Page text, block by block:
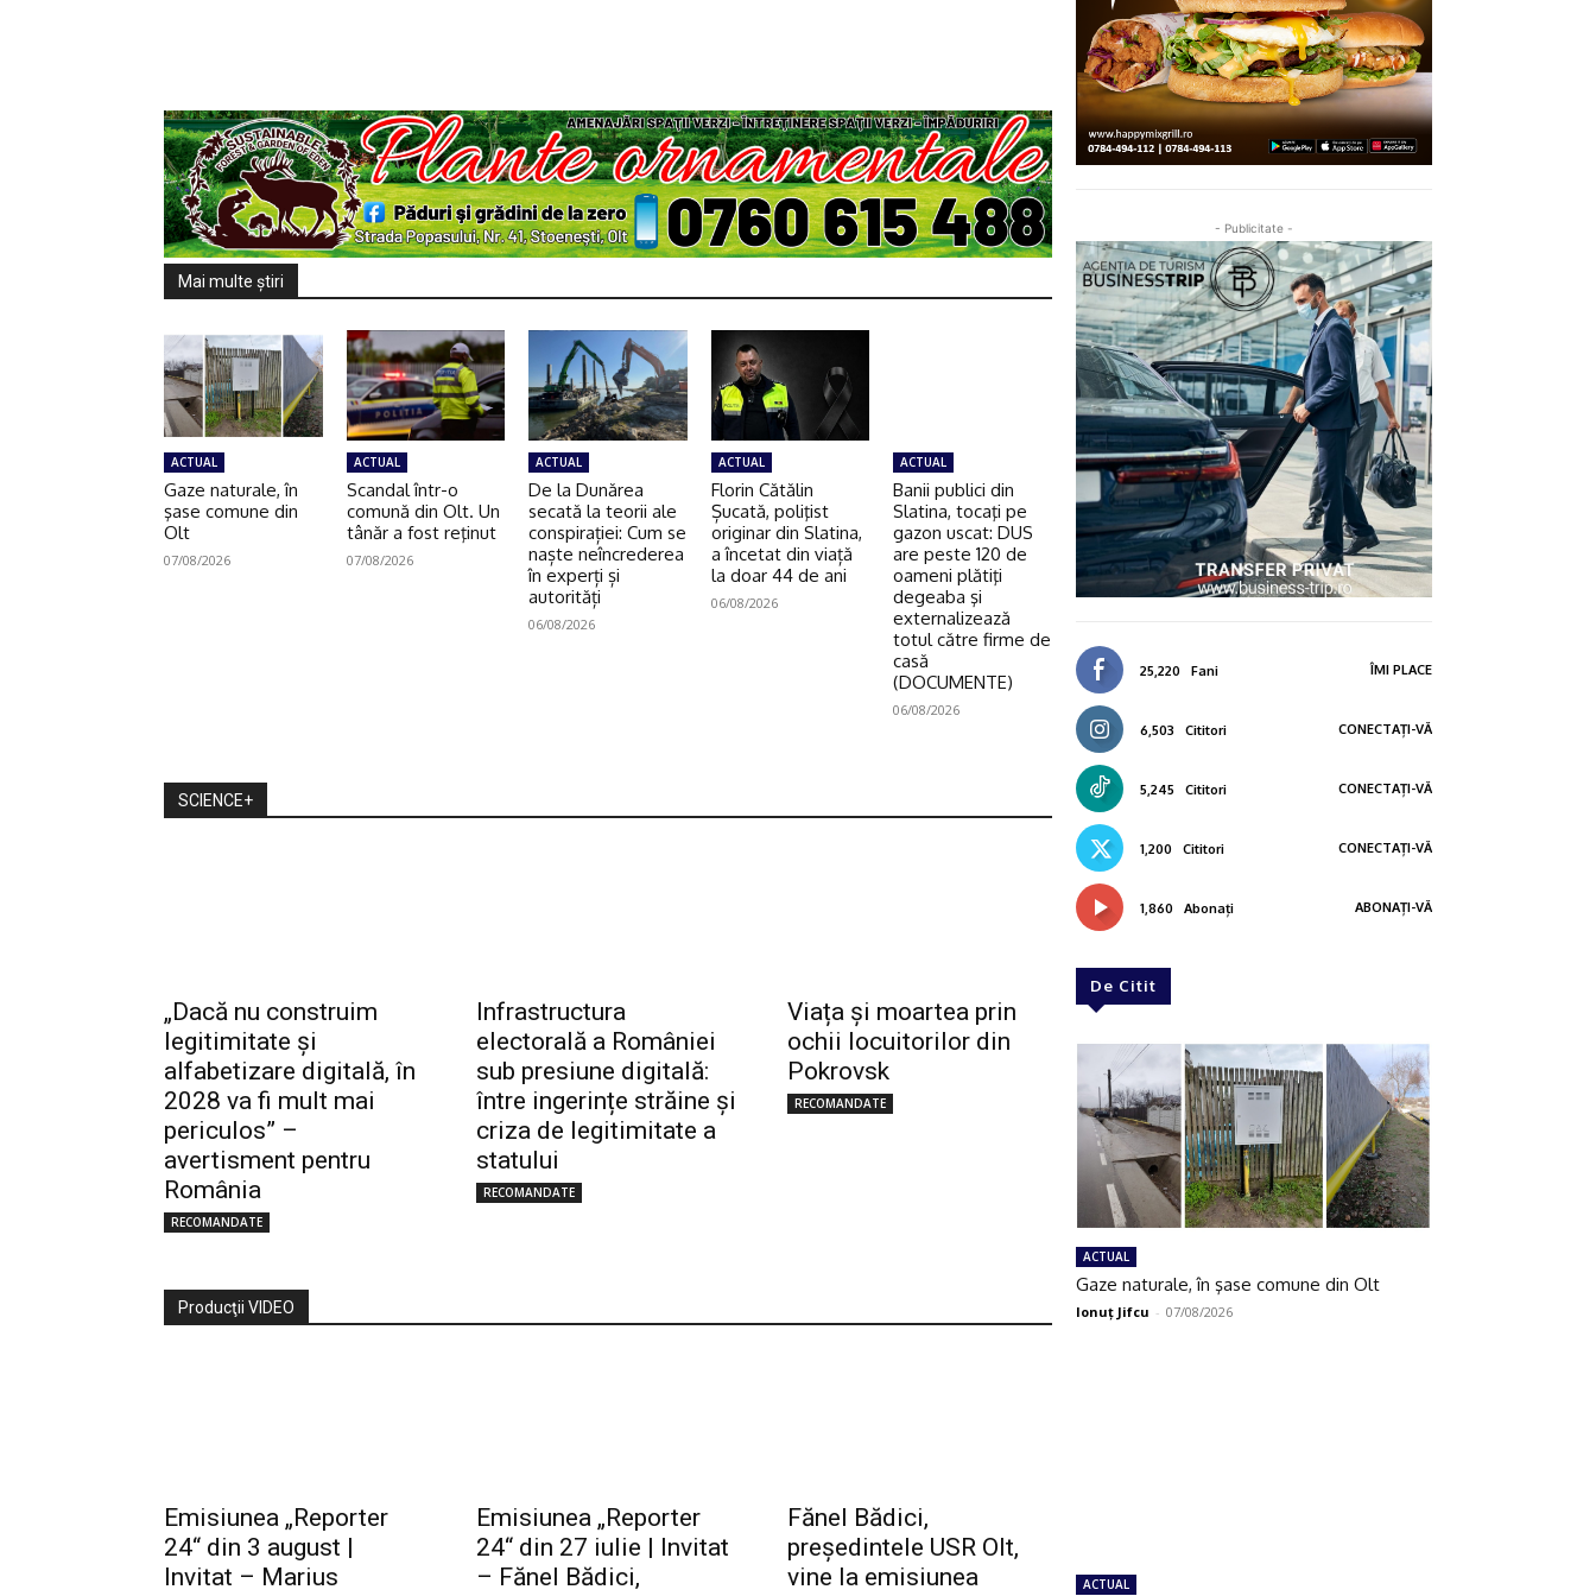
Mai multe ştiri
ACTUAL
Gaze naturale, în
şase comune din
Olt
07/08/2026
ACTUAL
Scandal într-o
comună din Olt. Un
tânăr a fost reţinut
07/08/2026
ACTUAL
De la Dunărea
secată la teorii ale
conspirației: Cum se
naște neîncrederea
în experți și
autorități
06/08/2026
ACTUAL
Florin Cătălin
Șucată, poliţist
originar din Slatina,
a încetat din viață
la doar 44 de ani
06/08/2026
ACTUAL
Banii publici din
Slatina, tocaţi pe
gazon uscat: DUS
are peste 120 de
oameni plătiţi
degeaba şi
externalizează
totul către firme de
casă
(DOCUMENTE)
06/08/2026
SCIENCE+
„Dacă nu construim
legitimitate și
alfabetizare digitală, în
2028 va fi mult mai
periculos” –
avertisment pentru
România
RECOMANDATE
Infrastructura
electorală a României
sub presiune digitală:
între ingerințe străine și
criza de legitimitate a
statului
RECOMANDATE
Viața și moartea prin
ochii locuitorilor din
Pokrovsk
RECOMANDATE
Producţii VIDEO
Emisiunea „Reporter
24“ din 3 august |
Invitat – Marius
Emisiunea „Reporter
24“ din 27 iulie | Invitat
– Fănel Bădici,
Fănel Bădici,
preşedintele USR Olt,
vine la emisiunea
- Publicitate -
25,220 Fani ÎMI PLACE
6,503 Cititori CONECTAȚI-VĂ
5,245 Cititori CONECTAȚI-VĂ
1,200 Cititori CONECTAȚI-VĂ
1,860 Abonați ABONAȚI-VĂ
De Citit
ACTUAL
Gaze naturale, în şase comune din Olt
Ionuţ Jifcu - 07/08/2026
ACTUAL